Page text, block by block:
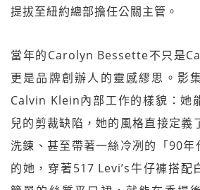
提拔至紐約總部擔任公關主管。
當年的Carolyn Bessette不只是
更是品牌創辦人的靈感繆思。影
Calvin Klein內部工作的樣貌：她
兒的剪裁缺陷，她的風格直接定義
洗鍊、甚至帶著一絲冷冽的「90年
的她，穿著517 Levi’s牛仔褲搭配